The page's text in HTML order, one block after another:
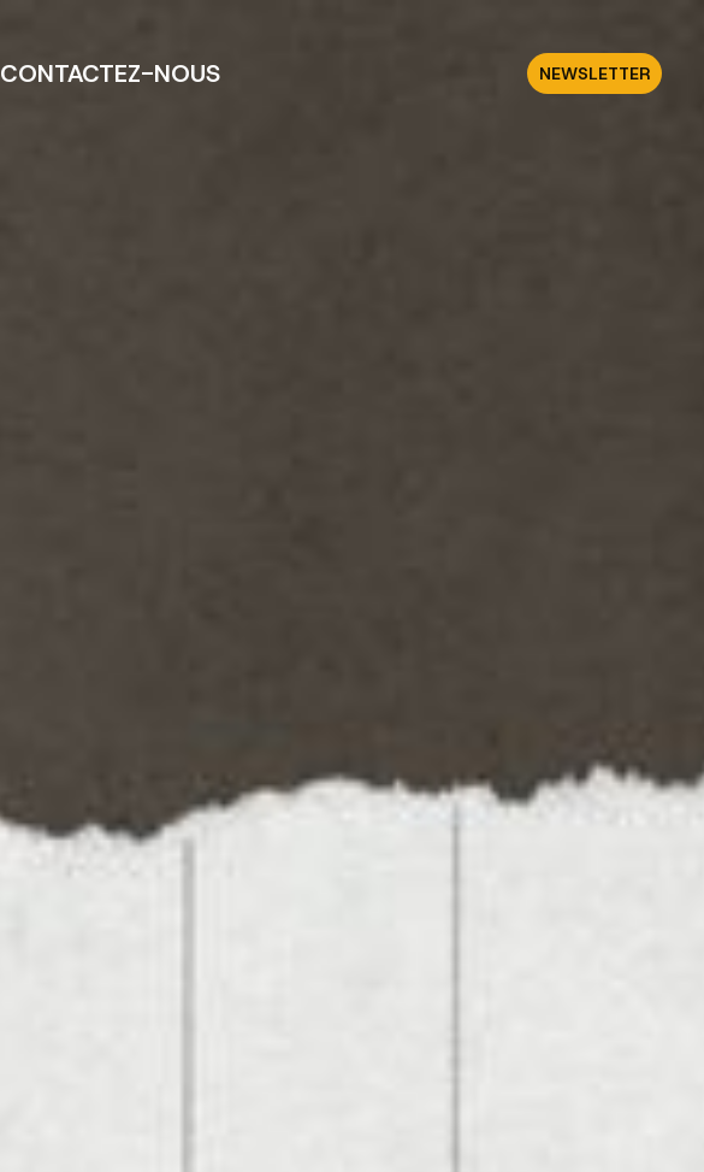
CONTACTEZ-NOUS NEWSLETTER